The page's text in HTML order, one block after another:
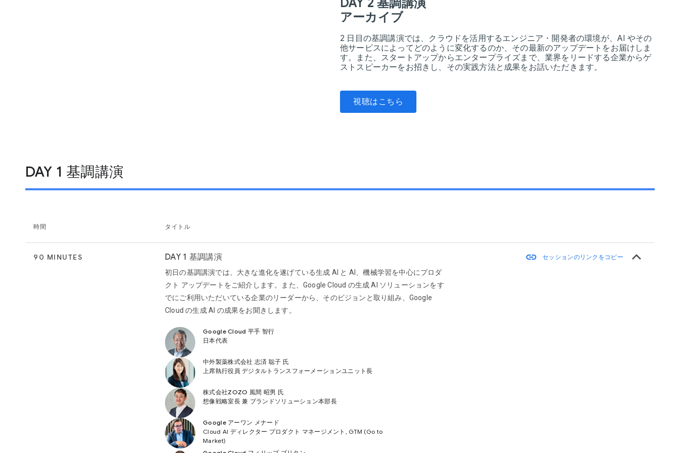
DAY 2 基調講演
アーカイブ
2 日目の基調講演では、クラウドを活用するエンジニア・開発者の環境が、AI やその
他サービスによってどのように変化するのか、その最新のアップデートをお届けしま
す。また、スタートアップからエンタープライズまで、業界をリードする企業からゲ
ストスピーカーをお招きし、その実践方法と成果をお話いただきます。
視聴はこちら
DAY 1 基調講演
時間 タイトル
DAY 1 基調講演
初日の基調講演では、大きな進化を遂げている生成 AI と AI、機械学習を中心にプロダ
クト アップデートをご紹介します。また、Google Cloud の生成 AI ソリューションをす
でにご利用いただいている企業のリーダーから、そのビジョンと取り組み、Google
Cloud の生成 AI の成果をお聞きします。
90 MINUTES link セッションのリンクをコピー
Google Cloud 平手 智行
日本代表
中外製薬株式会社 志済 聡子 氏
上席執行役員 デジタルトランスフォーメーションユニット長
株式会社ZOZO 風間 昭男 氏
想像戦略室長 兼 ブランドソリューション本部長
Google アーワン メナード
Cloud AI ディレクター プロダクト マネージメント, GTM (Go to
Market)
keyboard_arrow_up